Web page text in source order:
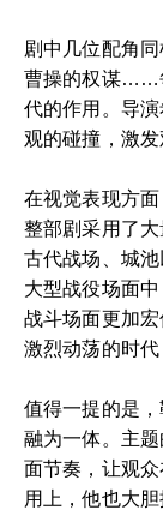
剧中几位配角
曹操的权谋……
代的作用。导
观的碰撞，激发
在视觉表现方面
整部剧采用了
古代战场、城
大型战役场面
战斗场面更加
激烈动荡的时代
值得一提的是
融为一体。主
面节奏，让观
用上，他也大